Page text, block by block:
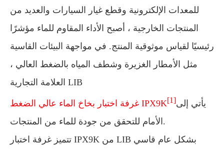
للمعدات الإلكترونية وقطع غيار السيارات والعديد من
المنتجات الخارجية ، أصبح الأداء المقاوم للماء مؤشرًا
رئيسيًا لقياس موثوقية المنتج. في مواجهة البيئات القاسية
مثل الأمطار الغزيرة وشطف المياه بالضغط العالي ،
العلامة التجارية LIB
غرفة اختبار بخاخ الماء عالي الضغط IPX9K[1]يأتي إلى
الأمام للتحقق من جودة للماء من المنتجات.
تتميز غرفة اختبار IPX9K من LIB بشكل عام قاسي